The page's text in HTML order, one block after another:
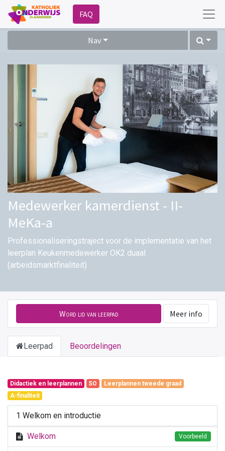
FAQ
Nav
Medewerker kamerdienst - II-
MeKa-a
Professionaliseringstraject voor de implementatie van het
leerplan Keukenmedewerker OK2 duaal
(arbeidsmarktfinaliteit)
Word lid van leerpad Meer info
Leerpad Beoordelingen
Didactiek en leerplannen SO
Leerplannen tweede graad
A-finaliteit
1 Welkom en introductie
Welkom Voorbeeld